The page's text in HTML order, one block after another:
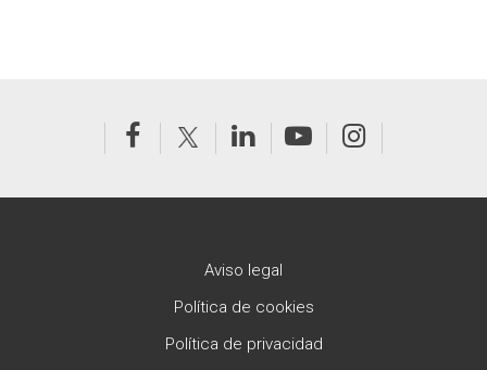
Aviso legal
Política de cookies
Política de privacidad